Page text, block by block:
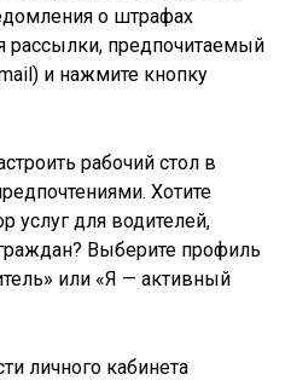
о штрафах
предпочитаемый
и нажмите кнопку
рабочий стол в
Хотите
услуг для водителей,
Выберите профиль
или «Я — активный
личного кабинета